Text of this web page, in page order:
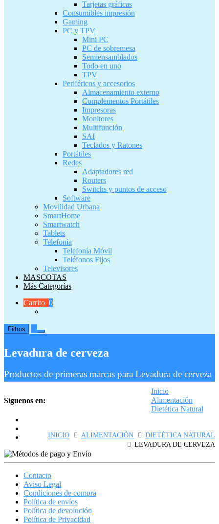
Tarjetas gráficas
Consumibles impresión
Gaming
PC y TPV
Mini PC
PC de sobremesa
Semiensamblados
Todo en uno
TPV
Periféricos y accesorios
Almacenamiento externo
Complementos Portátiles
Impresoras
Monitores
Multifunción
SAI
Teclados y Ratones
Portátiles
Redes
Adaptadores red
Routers
Switchs y puntos de acceso
Software
Movilidad Urbana
SmartHome
Smartwatch
Tablets
Telefonía
Telefonía Móvil
Teléfonos Fijos
Televisores
MASCOTAS
Más Categorías
Carrito 0
Filtros
Levadura de cerveza
Productos de primeras marcas para Levadura de cerveza
Inicio
Alimentación
Dietética Natural
INICIO ALIMENTACIÓN
DIETÉTICA NATURAL
LEVADURA DE CERVEZA
Síguenos en:
Contacto
Aviso Legal
Condiciones de compra
Política de envíos
Política de devolución
Política de Privacidad